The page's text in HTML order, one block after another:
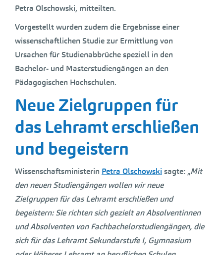
Petra Olschowski, mitteilten.
Vorgestellt wurden zudem die Ergebnisse einer
wissenschaftlichen Studie zur Ermittlung von
Ursachen für Studienabbrüche speziell in den
Bachelor- und Masterstudiengängen an den
Pädagogischen Hochschulen.
Neue Zielgruppen für
das Lehramt erschließen
und begeistern
Wissenschaftsministerin Petra Olschowski sagte: „Mit
den neuen Studiengängen wollen wir neue
Zielgruppen für das Lehramt erschließen und
begeistern: Sie richten sich gezielt an Absolventinnen
und Absolventen von Fachbachelorstudiengängen, die
sich für das Lehramt Sekundarstufe I, Gymnasium